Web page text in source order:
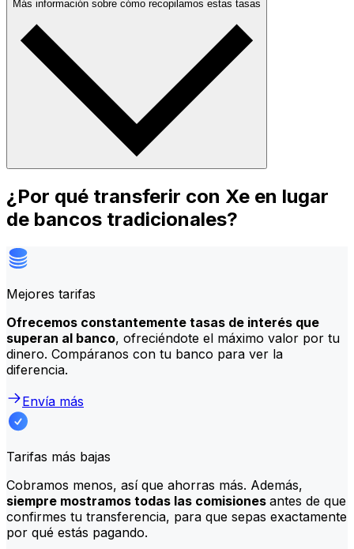
Más información sobre cómo recopilamos estas tasas
¿Por qué transferir con Xe en lugar
de bancos tradicionales?
Mejores tarifas
Ofrecemos constantemente tasas de interés que
superan al banco, ofreciéndote el máximo valor por tu
dinero. Compáranos con tu banco para ver la
diferencia.
Envía más
Tarifas más bajas
Cobramos menos, así que ahorras más. Además,
siempre mostramos todas las comisiones antes de que
confirmes tu transferencia, para que sepas exactamente
por qué estás pagando.